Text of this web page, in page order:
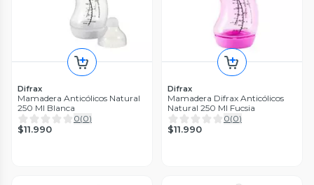
Difrax
Mamadera Anticólicos Natural
250 Ml Blanca
0(0)
$11.990
Difrax
Mamadera Difrax Anticólicos
Natural 250 Ml Fucsia
0(0)
$11.990